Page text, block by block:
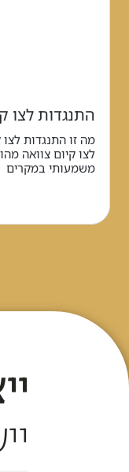
התנגדות לצו
מה זו התנגדות
לצו קיום צוואה
משמעותי במקרים